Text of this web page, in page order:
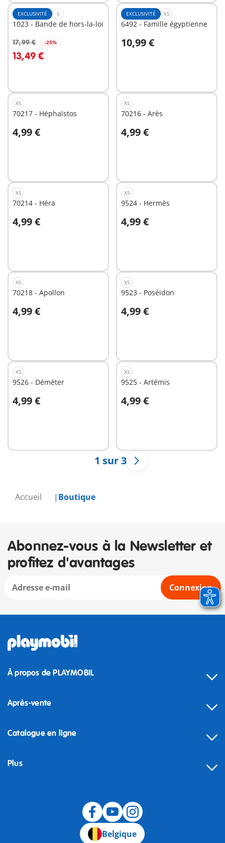
Accueil Boutique
EXCLUSIVITÉ S
1023 - Bande de hors-la-loi
17,99 € -25%
13,49 €
Au panier
EXCLUSIVITÉ XS
6492 - Famille égyptienne
10,99 €
Au panier
XS
70217 - Héphaïstos
4,99 €
Au panier
XS
70216 - Arès
4,99 €
Au panier
XS
70214 - Héra
4,99 €
Au panier
XS
9524 - Hermès
4,99 €
Au panier
XS
70218 - Apollon
4,99 €
Au panier
XS
9523 - Poséidon
4,99 €
Au panier
XS
9526 - Déméter
4,99 €
Au panier
XS
9525 - Artémis
4,99 €
Au panier
1 sur 3
Abonnez-vous à la Newsletter et
profitez d'avantages
Connexion
À propos de PLAYMOBIL
Après-vente
Catalogue en ligne
Plus
Belgique